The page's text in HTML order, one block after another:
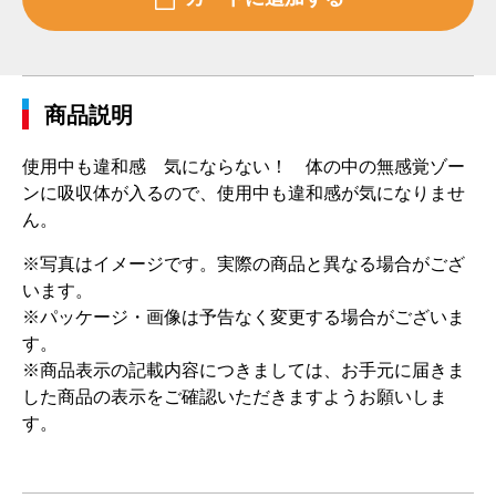
商品説明
使用中も違和感 気にならない！ 体の中の無感覚ゾー
ンに吸収体が入るので、使用中も違和感が気になりませ
ん。
※写真はイメージです。実際の商品と異なる場合がござ
います。
※パッケージ・画像は予告なく変更する場合がございま
す。
※商品表示の記載内容につきましては、お手元に届きま
した商品の表示をご確認いただきますようお願いしま
す。